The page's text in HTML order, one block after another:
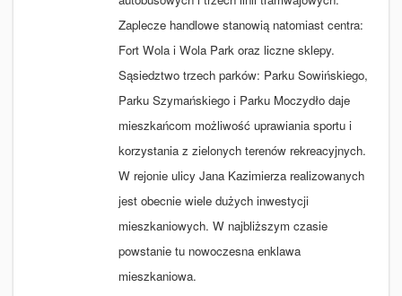
Zaplecze handlowe stanowią natomiast centra:
Fort Wola i Wola Park oraz liczne sklepy.
Sąsiedztwo trzech parków: Parku Sowińskiego,
Parku Szymańskiego i Parku Moczydło daje
mieszkańcom możliwość uprawiania sportu i
korzystania z zielonych terenów rekreacyjnych.
W rejonie ulicy Jana Kazimierza realizowanych
jest obecnie wiele dużych inwestycji
mieszkaniowych. W najbliższym czasie
powstanie tu nowoczesna enklawa
mieszkaniowa.